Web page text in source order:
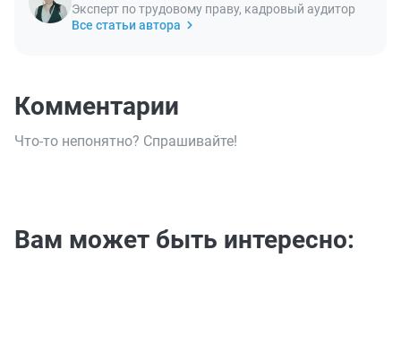
Эксперт по трудовому праву, кадровый аудитор
Все статьи автора
Комментарии
Что-то непонятно? Спрашивайте!
Вам может быть интересно: